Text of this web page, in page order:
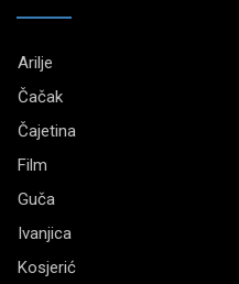
Arilje
Čačak
Čajetina
Film
Guča
Ivanjica
Kosjerić